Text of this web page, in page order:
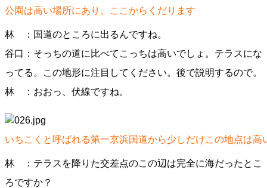
公園は高い場所にあり、ここからくだります
林 ：国道のところに出るんですね。
谷口：そっちの道に比べてこっちは高いでしょ。テラスにな
ってる。この地形に注目してください。後で説明するので。
林 ：おおっ、伏線ですね。
いちこくと呼ばれる第一京浜国道から少しだけこの地点は高
林 ：テラスを降りた交差点のこの辺は完全に海だったとこ
ろですか？